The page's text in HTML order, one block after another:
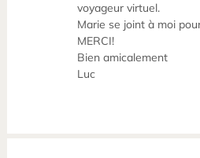
voyageur virtuel.
Marie se joint à moi
MERCI!
Bien amicalement
Luc